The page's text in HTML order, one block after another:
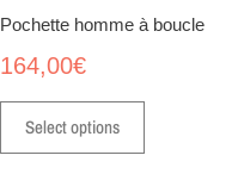
Pochette homme à boucle
164,00€
Select options